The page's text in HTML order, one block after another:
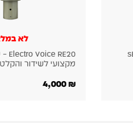
Electro Voice RE20 – מיקרופון דינמי
מקצועי לשידור והקלטה